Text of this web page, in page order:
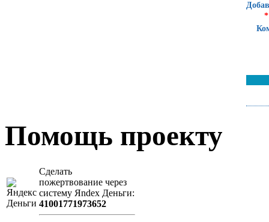
*
Помощь проекту
Сделать
пожертвование через
систeму Яndex Деньги:
41001771973652